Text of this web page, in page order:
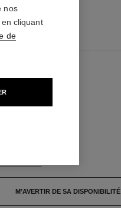
L)
M’AVERTIR DE SA DISPONIBILITÉ
nos
cliquant
de